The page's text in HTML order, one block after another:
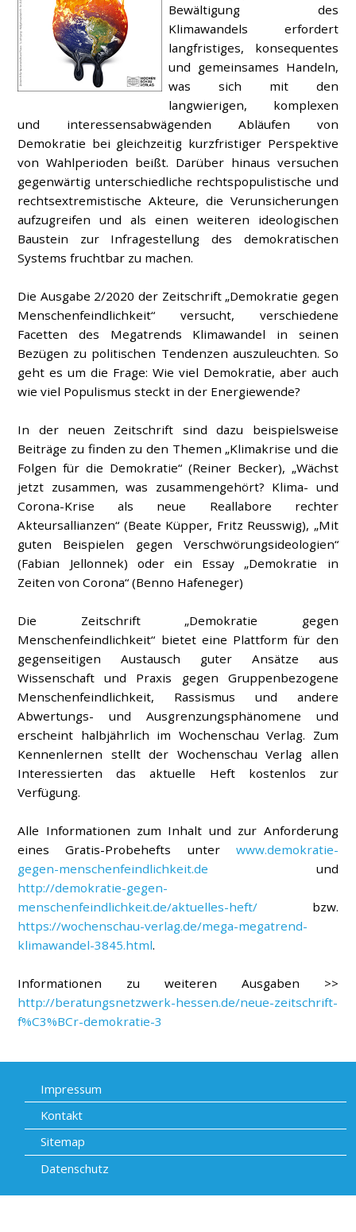
Bewältigung des
Klimawandels erfordert
langfristiges, konsequentes
und gemeinsames Handeln,
was sich mit den
langwierigen, komplexen
und interessensabwägenden Abläufen von
Demokratie bei gleichzeitig kurzfristiger Perspektive
von Wahlperioden beißt. Darüber hinaus versuchen
gegenwärtig unterschiedliche rechtspopulistische und
rechtsextremistische Akteure, die Verunsicherungen
aufzugreifen und als einen weiteren ideologischen
Baustein zur Infragestellung des demokratischen
Systems fruchtbar zu machen.
Die Ausgabe 2/2020 der Zeitschrift „Demokratie gegen
Menschenfeindlichkeit“ versucht, verschiedene
Facetten des Megatrends Klimawandel in seinen
Bezügen zu politischen Tendenzen auszuleuchten. So
geht es um die Frage: Wie viel Demokratie, aber auch
wie viel Populismus steckt in der Energiewende?
In der neuen Zeitschrift sind dazu beispielsweise
Beiträge zu finden zu den Themen „Klimakrise und die
Folgen für die Demokratie“ (Reiner Becker), „Wächst
jetzt zusammen, was zusammengehört? Klima- und
Corona-Krise als neue Reallabore rechter
Akteursallianzen“ (Beate Küpper, Fritz Reusswig), „Mit
guten Beispielen gegen Verschwörungsideologien“
(Fabian Jellonnek) oder ein Essay „Demokratie in
Zeiten von Corona“ (Benno Hafeneger)
Die Zeitschrift „Demokratie gegen
Menschenfeindlichkeit“ bietet eine Plattform für den
gegenseitigen Austausch guter Ansätze aus
Wissenschaft und Praxis gegen Gruppenbezogene
Menschenfeindlichkeit, Rassismus und andere
Abwertungs- und Ausgrenzungsphänomene und
erscheint halbjährlich im Wochenschau Verlag. Zum
Kennenlernen stellt der Wochenschau Verlag allen
Interessierten das aktuelle Heft kostenlos zur
Verfügung.
Alle Informationen zum Inhalt und zur Anforderung
eines Gratis-Probehefts unter www.demokratie-
gegen-menschenfeindlichkeit.de und
http://demokratie-gegen-
menschenfeindlichkeit.de/aktuelles-heft/ bzw.
https://wochenschau-verlag.de/mega-megatrend-
klimawandel-3845.html.
Informationen zu weiteren Ausgaben >>
http://beratungsnetzwerk-hessen.de/neue-zeitschrift-
f%C3%BCr-demokratie-3
Impressum
Kontakt
Sitemap
Datenschutz